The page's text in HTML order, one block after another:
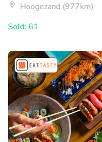
Hoogezand (977km)
Sold: 61